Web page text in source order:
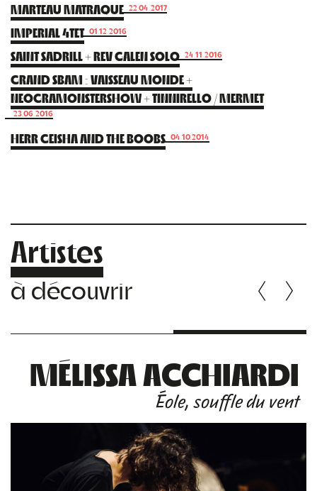
MARTEAU MATRAQUE 22.04.2017
IMPERIAL 4TET 01.12.2016
SAINT SADRILL + REV GALEN SOLO 24.11.2016
GRAND SBAM : VAISSEAU MONDE +
NEOGRAMONSTERSHOW + TINNIRELLO / MERMET
23.06.2016
HERR GEISHA AND THE BOOBS 04.10.2014
Artistes
à découvrir
MÉLISSA ACCHIARDI
Éole, souffle du vent